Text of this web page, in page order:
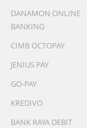
DANAMON ONLINE
BANKING
CIMB OCTOPAY
JENIUS PAY
GO-PAY
KREDIVO
BANK RAYA DEBIT